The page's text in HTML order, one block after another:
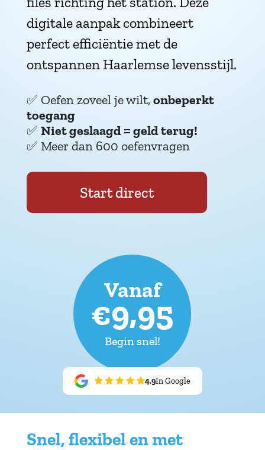
digitale aanpak combineert
perfect efficiëntie met de
ontspannen Haarlemse levensstijl.
✅ Oefen zoveel je wilt, onbeperkt
toegang
✅ Niet geslaagd = geld terug!
✅ Meer dan 600 oefenvragen
Start direct
Vanaf
€9,95
Begin snel!
4.9In Google
Snel, flexibel en met